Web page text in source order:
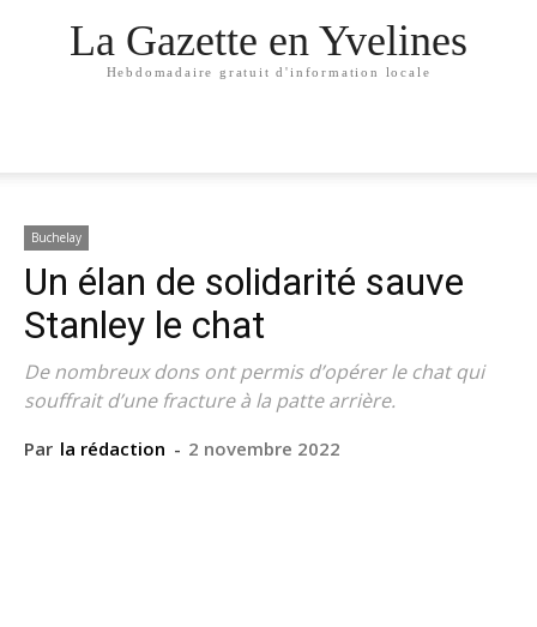
La Gazette en Yvelines
Hebdomadaire gratuit d'information locale
Buchelay
Un élan de solidarité sauve
Stanley le chat
De nombreux dons ont permis d’opérer le chat qui
souffrait d’une fracture à la patte arrière.
Par la rédaction - 2 novembre 2022